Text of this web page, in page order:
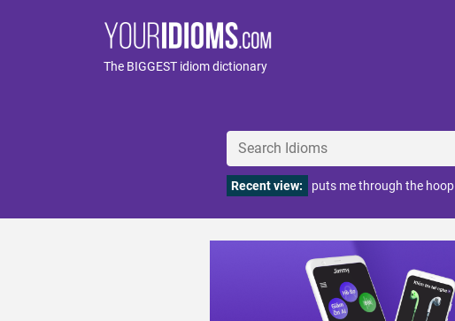
The BIGGEST idiom dictionary
Recent view: puts me through the hoop